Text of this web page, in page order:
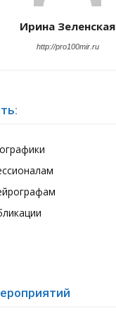
Ирина Зеленская
http://pro100mir.ru